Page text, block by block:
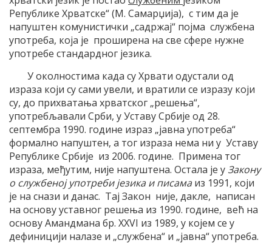
Републике Хрватске“ (М. Самарџија), с тим да је
напуштен комунистички „садржај“ појма службена
употреба, која је проширена на све сфере нужне
употребе стандардног језика.
У околностима када су Хрвати одустали од
израза који су сами увели, и вратили се изразу који
су, до прихватања хрватског „решења“,
употребљавали Срби, у Уставу Србије од 28.
септембра 1990. године израз „јавна употреба“
формално напуштен, а тог израза нема ни у Уставу
Републике Србије из 2006. године. Примена тог
израза, међутим, није напуштена. Остала је у Закону
о службеној употреби језика и писамаиз 1991, који
је на снази и данас. Тај Закон није, дакле, написан
на основу уставног решења из 1990. године, већ на
основу Амандмана бр. XXVI из 1989, у којем се у
дефиницији налазе и „службена“ и „јавна“ употреба.